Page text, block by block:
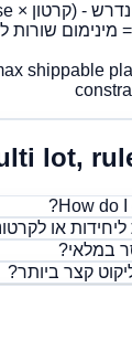
שורות
shippable
lot,
How do I
או
במלאי?
קצר ביותר?